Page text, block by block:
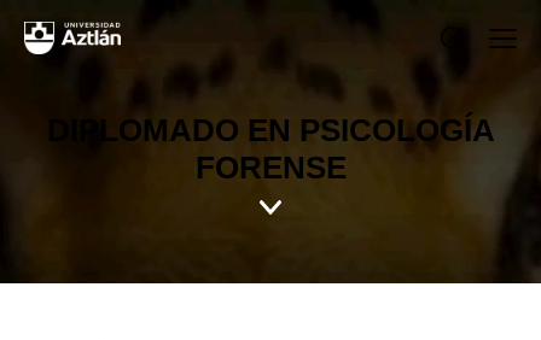
DIPLOMADO EN PSICOLOGÍA
FORENSE